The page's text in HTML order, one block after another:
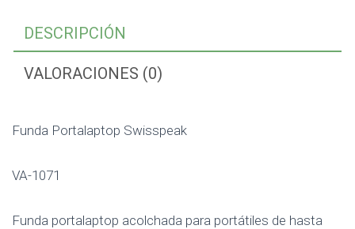
DESCRIPCIÓN
VALORACIONES (0)
Funda Portalaptop Swisspeak
VA-1071
Funda portalaptop acolchada para portátiles de hasta